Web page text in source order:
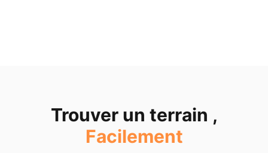
Trouver un terrain ,
Facilement